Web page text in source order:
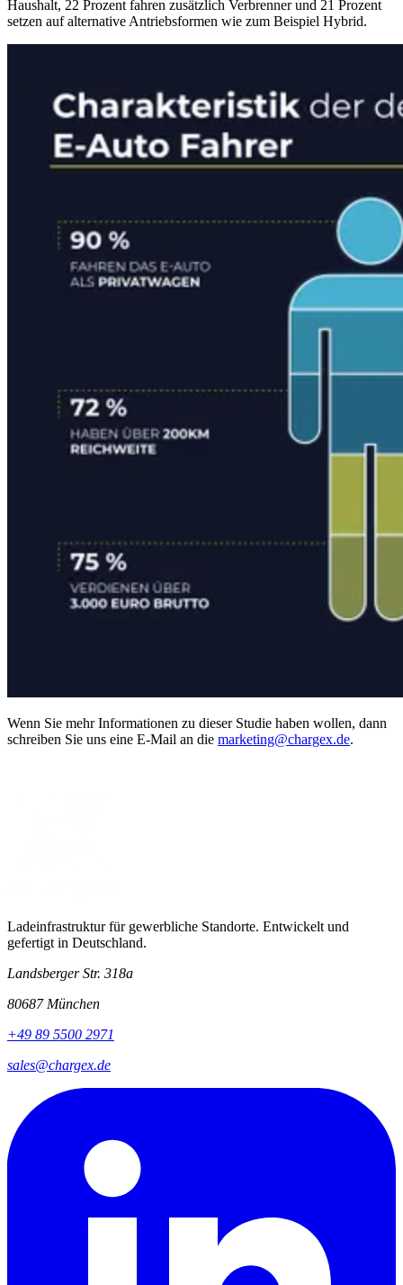
Haushalt, 22 Prozent fahren zusätzlich Verbrenner und 21 Prozent
setzen auf alternative Antriebsformen wie zum Beispiel Hybrid.
Wenn Sie mehr Informationen zu dieser Studie haben wollen, dann
schreiben Sie uns eine E-Mail an die marketing@chargex.de.
Ladeinfrastruktur für gewerbliche Standorte. Entwickelt und
gefertigt in Deutschland.
Landsberger Str. 318a
80687 München
+49 89 5500 2971
sales@chargex.de